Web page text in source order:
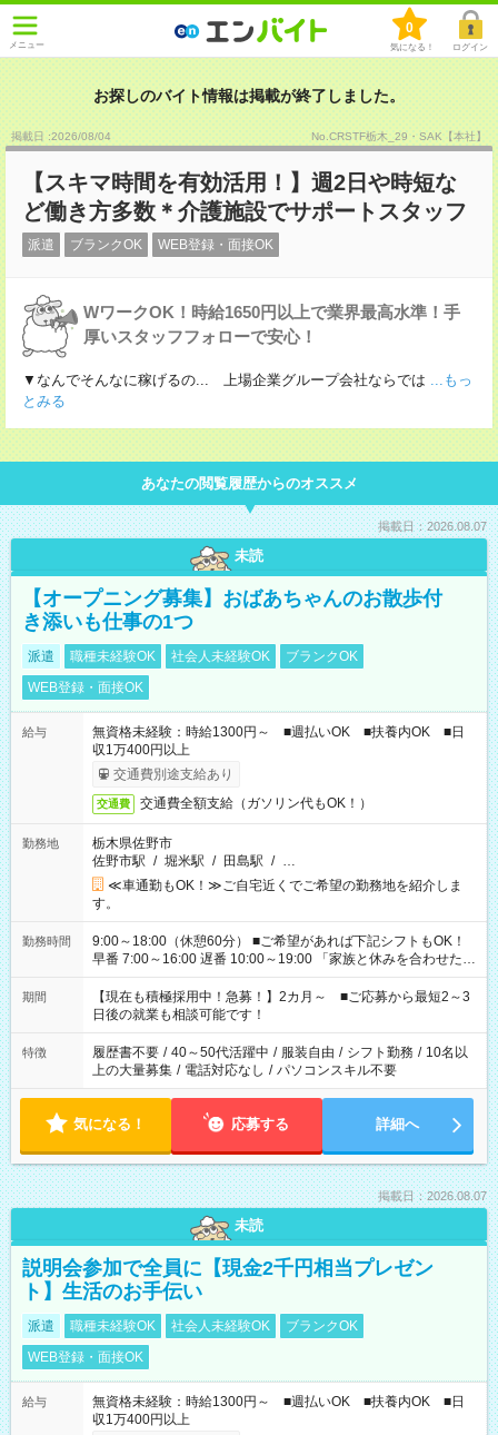
メニュー
0
気になる！ ログイン
お探しのバイト情報は掲載が終了しました。
掲載日 :2026/08/04 No.CRSTF栃木_29・SAK【本社】
【スキマ時間を有効活用！】週2日や時短な
ど働き方多数＊介護施設でサポートスタッフ
派遣 ブランクOK WEB登録・面接OK
WワークOK！時給1650円以上で業界最高水準！手
厚いスタッフフォローで安心！
▼なんでそんなに稼げるの... 上場企業グループ会社ならでは ...もっ
とみる
あなたの閲覧履歴からのオススメ
掲載日：2026.08.07
未読
【オープニング募集】おばあちゃんのお散歩付
き添いも仕事の1つ
派遣 職種未経験OK 社会人未経験OK
ブランクOK
WEB登録・面接OK
給与
無資格未経験：時給1300円～ ■週払いOK ■扶養内OK ■日
収1万400円以上
交通費別途支給あり
交通費 交通費全額支給（ガソリン代もOK！）
勤務地
栃木県佐野市
佐野市駅 / 堀米駅 / 田島駅 / …
≪車通勤もOK！≫ご自宅近くでご希望の勤務地を紹介しま
す。
勤務時間
9:00～18:00（休憩60分） ■ご希望があれば下記シフトもOK！
早番 7:00～16:00 遅番 10:00～19:00 「家族と休みを合わせた
い」 「余裕を持って夕飯の準備がしたい」 「できれば残業はし
たくない」 など、ご希望を教えてくださいね。 ※Wワーク希望
の方へ 今ご覧のお仕事で希望する勤務時間と、もう1つのお仕事
の勤務時間。 合計で週40時間を超える場合は応募できません。
期間
【現在も積極採用中！急募！】2カ月～ ■ご応募から最短2～3
日後の就業も相談可能です！
特徴 履歴書不要 / 40～50代活躍中 / 服装自由 / シフト勤務 / 10名以
上の大量募集 / 電話対応なし / パソコンスキル不要
気になる！ 応募する 詳細へ
掲載日：2026.08.07
未読
説明会参加で全員に【現金2千円相当プレゼン
ト】生活のお手伝い
派遣 職種未経験OK 社会人未経験OK
ブランクOK
WEB登録・面接OK
給与
無資格未経験：時給1300円～ ■週払いOK ■扶養内OK ■日
収1万400円以上